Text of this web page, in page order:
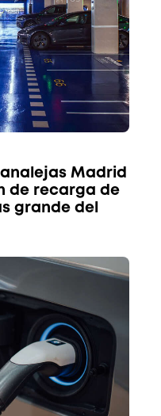
Madrid
de recarga de
grande del